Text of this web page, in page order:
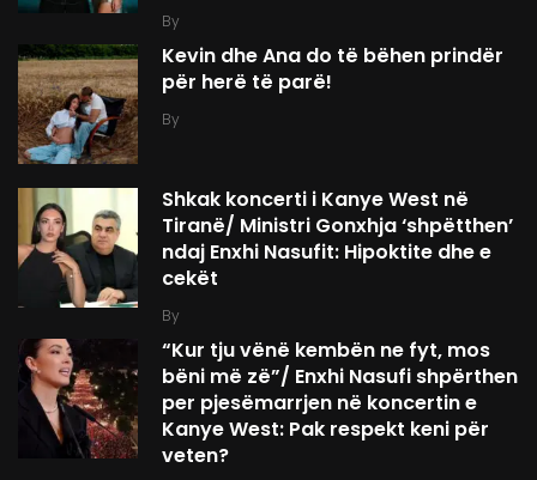
By
Kevin dhe Ana do të bëhen prindër
për herë të parë!
By
Shkak koncerti i Kanye West në
Tiranë/ Ministri Gonxhja ‘shpëtthen’
ndaj Enxhi Nasufit: Hipoktite dhe e
cekët
By
“Kur tju vënë kembën ne fyt, mos
bëni më zë”/ Enxhi Nasufi shpërthen
per pjesëmarrjen në koncertin e
Kanye West: Pak respekt keni për
veten?